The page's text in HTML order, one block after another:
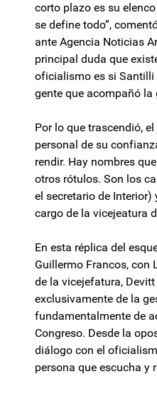
corto plazo es su
se define todo”,
ante Agencia Noticias
principal duda que
oficialismo es si Santilli
gente que acompañó
Por lo que trascendió,
personal de su
rendir. Hay nombres
otros rótulos. Son los
el secretario de Interior)
cargo de la vicejeatura
En esta réplica del
Guillermo Francos, con
de la vicejefatura,
exclusivamente de la
fundamentalmente de
Congreso. Desde la
diálogo con el
persona que escucha y